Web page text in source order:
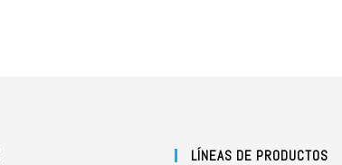
LÍNEAS DE PRODUCTOS